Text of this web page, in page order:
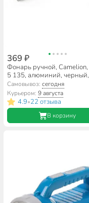
369 ₽
Фонарь ручной, Camelion,
5 135, алюминий, черный,
12915
Самовывоз:сегодня
Курьером:9 августа
4.9•22 отзыва
В корзину